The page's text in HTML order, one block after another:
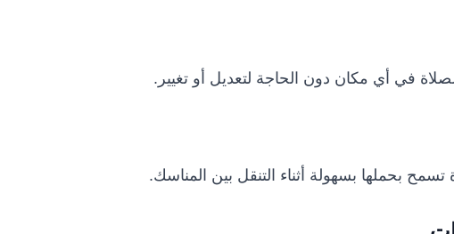
في أي مكان دون الحاجة لتعديل أو تغيير.
بحملها بسهولة أثناء التنقل بين المناسك.